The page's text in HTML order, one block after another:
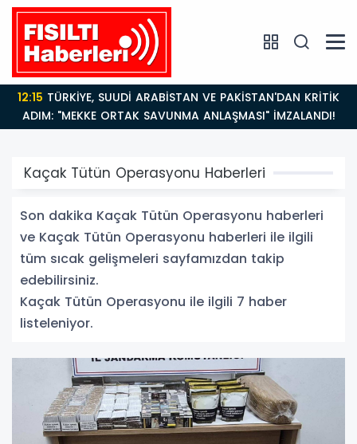
12:15
ADIM: "MEKKE ORTAK SAVUNMA ANLAŞMASI" İMZALANDI!
Kaçak Tütün Operasyonu Haberleri
Son dakika Kaçak Tütün Operasyonu haberleri
ve Kaçak Tütün Operasyonu haberleri ile ilgili
tüm sıcak gelişmeleri sayfamızdan takip
edebilirsiniz.
Kaçak Tütün Operasyonu ile ilgili 7 haber
listeleniyor.